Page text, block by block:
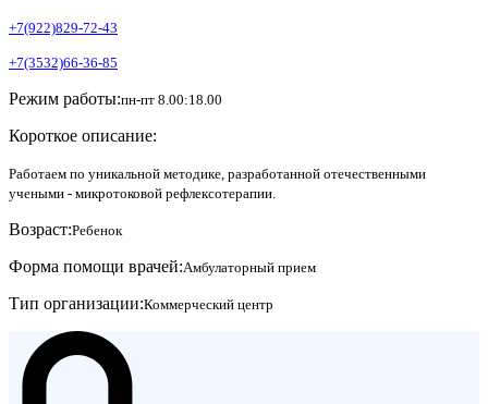
+7(922)829-72-43
+7(3532)66-36-85
Режим работы:пн-пт 8.00:18.00
Короткое описание:
Работаем по уникальной методике, разработанной отечественными
учеными - микротоковой рефлексотерапии.
Возраст:Ребенок
Форма помощи врачей:Амбулаторный прием
Тип организации:Коммерческий центр